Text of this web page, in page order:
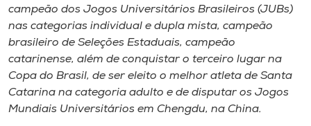
Unoesc
Store
Selecione
o idioma
campeão dos Jogos Universitários Brasileiros (JUBs)
nas categorias individual e dupla mista, campeão
brasileiro de Seleções Estaduais, campeão
catarinense, além de conquistar o terceiro lugar na
Copa do Brasil, de ser eleito o melhor atleta de Santa
Catarina na categoria adulto e de disputar os Jogos
Mundiais Universitários em Chengdu, na China.